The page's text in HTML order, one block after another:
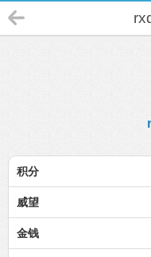
积分
威望
金钱